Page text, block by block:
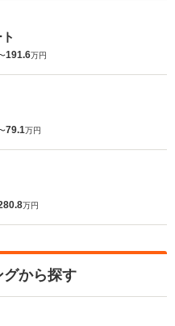
191.6万円
79.1万円
万円
から探す